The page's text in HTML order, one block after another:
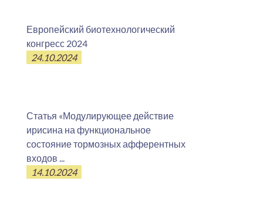
Европейский биотехнологический
конгресс 2024
24.10.2024
Статья «Модулирующее действие
ирисина на функциональное
состояние тормозных афферентных
входов ...
14.10.2024